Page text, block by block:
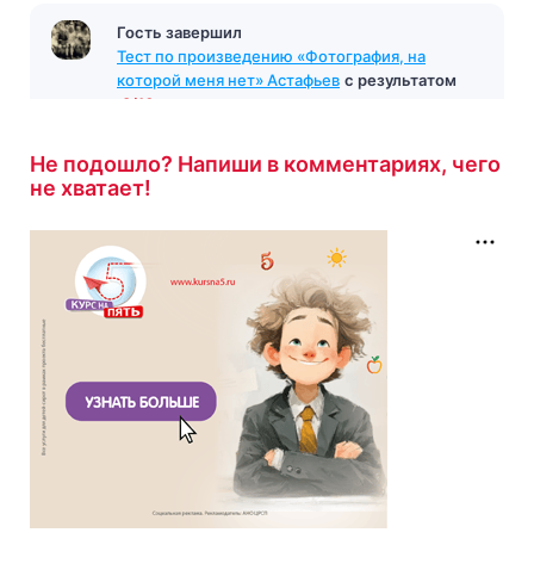
Гость завершил
Тест по произведению «Фотография, на
которой меня нет» Астафьев с результатом
8/10
Не подошло? Напиши в комментариях, чего
не хватает!